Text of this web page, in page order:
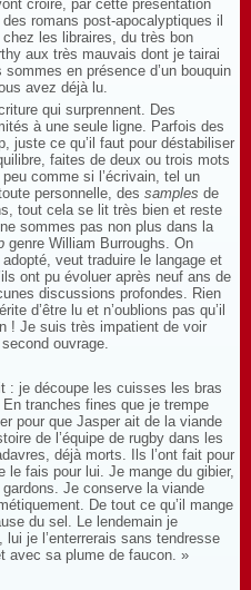
croire, par cette présentation
romans post-apocalyptiques il
les libraires, du très bon
aux très mauvais dont je tairai
en présence d’un bouquin
avez déjà lu.
qui surprennent. Des
à une seule ligne. Parfois des
juste ce qu’il faut pour déstabiliser
faites de deux ou trois mots
comme si l’écrivain, tel un
personnelle, des samples de
tout cela se lit très bien et reste
sommes pas non plus dans la
genre William Burroughs. On
veut traduire le langage et
ont pu évoluer après neuf ans de
discussions profondes. Rien
d’être lu et n’oublions pas qu’il
! Je suis très impatient de voir
ouvrage.
: je découpe les cuisses les bras
tranches fines que je trempe
pour que Jasper ait de la viande
de l’équipe de rugby dans les
déjà morts. Ils l’ont fait pour
fais pour lui. Je mange du gibier,
Je conserve la viande
De tout ce qu’il mange
du sel. Le lendemain je
je l’enterrerais sans tendresse
avec sa plume de faucon. »